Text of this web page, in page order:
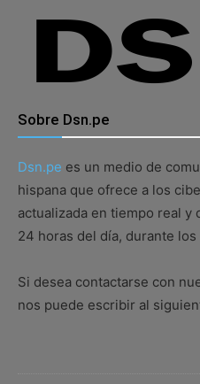
Sobre Dsn.pe
Dsn.pe es un medio de
hispana que ofrece a los
actualizada en tiempo real y
24 horas del día, durante
Si desea contactarse con
nos puede escribir al